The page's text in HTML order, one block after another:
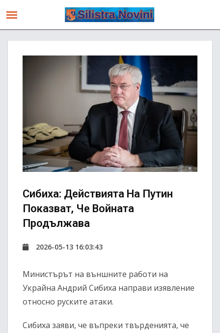
Сибиха: Действията На Путин
Показват, Че Войната
Продължава
2026-05-13 16:03:43
Министърът на външните работи на
Украйна Андрий Сибиха направи изявление
относно руските атаки.
Сибиха заяви, че въпреки твърденията, че